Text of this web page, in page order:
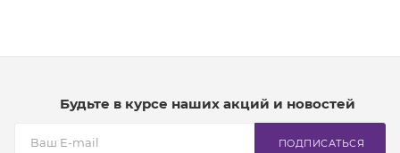
Будьте в курсе наших акций и новостей
ПОДПИСАТЬСЯ